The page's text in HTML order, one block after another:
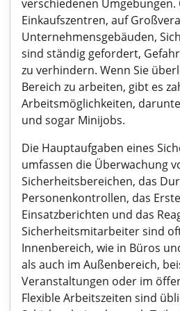
verschiedenen Umgebungen.
Einkaufszentren, auf
Unternehmensgebäuden,
sind ständig gefordert,
zu verhindern. Wenn Sie
Bereich zu arbeiten, gibt es
Arbeitsmöglichkeiten,
und sogar Minijobs.
Die Hauptaufgaben eines
umfassen die Überwachung
Sicherheitsbereichen, das
Personenkontrollen, das
Einsatzberichten und das
Sicherheitsmitarbeiter sind
Innenbereich, wie in Büros
als auch im Außenbereich,
Veranstaltungen oder im
Flexible Arbeitszeiten sind